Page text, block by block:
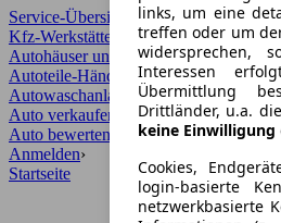
Service-Übersicht
Kfz-Werkstätten
Autohäuser und Händler
Autoteile-Händler
Autowaschanlagen
Auto verkaufen
Auto bewerten
Anmelden›
Startseite
links, um eine
treffen oder um
widersprechen,
Interessen
Übermittlung
Drittländer, u.a.
keine Einwilligung
Cookies,
login-basierte
netzwerkbasierte